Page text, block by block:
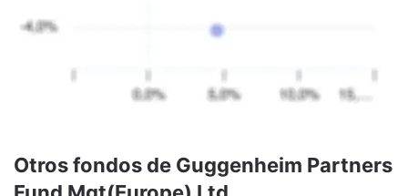
Otros fondos de Guggenheim Partners